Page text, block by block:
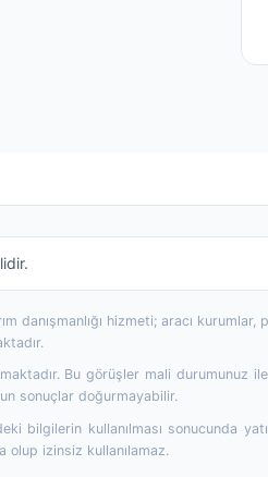
danışmanlığı hizmeti; aracı
Bu görüşler mali durumunuz
sonuçlar doğurmayabilir.
kullanılması sonucunda
izinsiz kullanılamaz.